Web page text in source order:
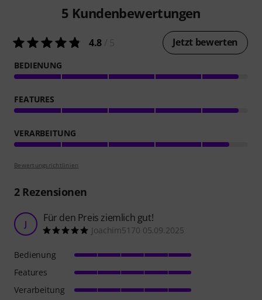
5 Kundenbewertungen
4.8 Jetzt bewerten
BEDIENUNG
FEATURES
VERARBEITUNG
Bewertungsrichtlinien
2Rezensionen
J Für den Preis ziemlich gut!
Joachim5170 05.09.2025
Bedienung
Features
Verarbeitung